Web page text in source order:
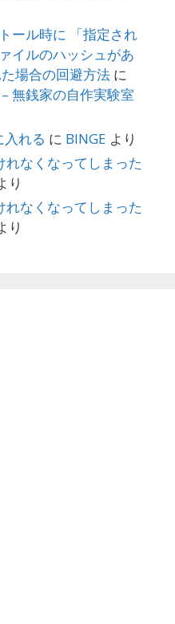
ール時に 「指定され
イルのハッシュがあ
場合の回避方法 に
無銭家の自作実験室
入れる に BINGE より
れなくなってしまった
り
れなくなってしまった
り